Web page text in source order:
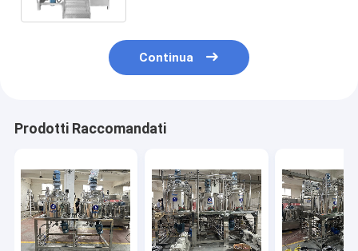
Continua
Prodotti Raccomandati